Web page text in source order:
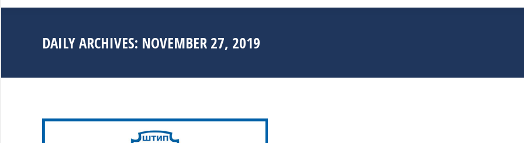
DAILY ARCHIVES: NOVEMBER 27, 2019